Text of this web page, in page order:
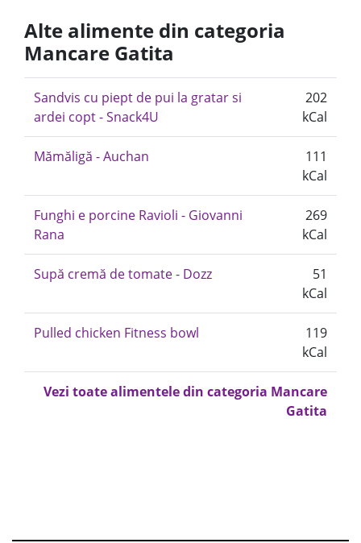
Alte alimente din categoria
Mancare Gatita
Sandvis cu piept de pui la gratar si
ardei copt - Snack4U
202
kCal
Mămăligă - Auchan
111
kCal
Funghi e porcine Ravioli - Giovanni
Rana
269
kCal
Supă cremă de tomate - Dozz
51
kCal
Pulled chicken Fitness bowl
119
kCal
Vezi toate alimentele din categoria Mancare
Gatita